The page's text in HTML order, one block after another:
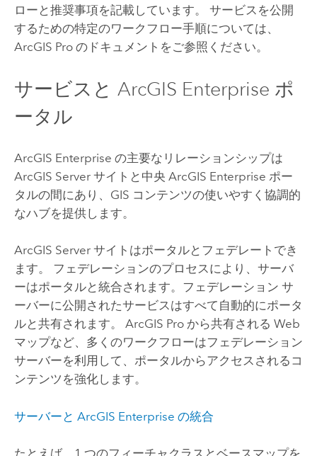
ローと推奨事項を記載しています。 サービスを公開
するための特定のワークフロー手順については、
ArcGIS Proのドキュメントをご参照ください。
サービスと ArcGIS Enterprise ポ
ータル
ArcGIS Enterprise の主要なリレーションシップは
ArcGIS Serverサイトと中央 ArcGIS Enterprise ポー
タルの間にあり、GIS コンテンツの使いやすく協調的
なハブを提供します。
ArcGIS Serverサイトはポータルとフェデレートでき
ます。 フェデレーションのプロセスにより、サーバ
ーはポータルと統合されます。フェデレーション サ
ーバーに公開されたサービスはすべて自動的にポータ
ルと共有されます。 ArcGIS Proから共有される Web
マップなど、多くのワークフローはフェデレーション
サーバーを利用して、ポータルからアクセスされるコ
ンテンツを強化します。
サーバーと ArcGIS Enterprise の統合